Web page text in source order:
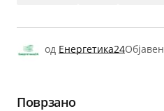
од Енергетика24
Поврзано